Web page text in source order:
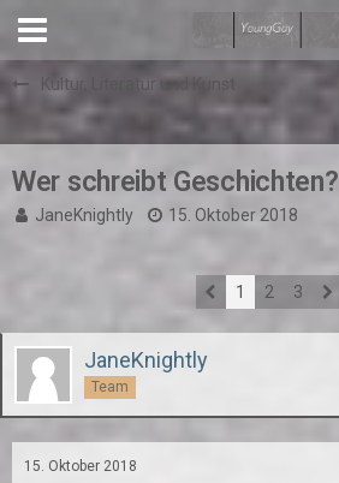
Kultur, Literatur und Kunst
Wer schreibt Geschichten?
JaneKnightly 15. Oktober 2018
1 2 3
JaneKnightly
Team
15. Oktober 2018